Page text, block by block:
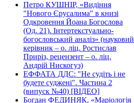
Петро КУШНІР, «Видіння
"Нового Єрусалима" в книзі
Одкровення Йоана Богослова
(Од. 21). Інтертекстуально-
богословський аналіз» (науковий
керівник – о. ліц. Ростислав
Приріз, рецензент – о. ліц.
Андрій Нискогуз)
ЕФФАТА ДДС: "Не судіть і не
будете суджені". Частина 2
(випуск №40) [ВІДЕО]
Богдан ФЕДИНЯК, «Маріологія